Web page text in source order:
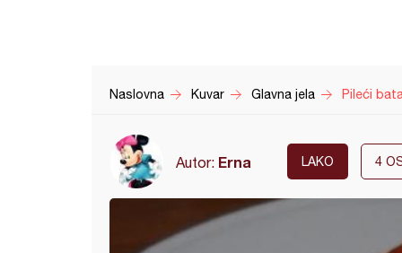
Naslovna Kuvar Glavna jela Pileći
Autor: Erna LAKO 4